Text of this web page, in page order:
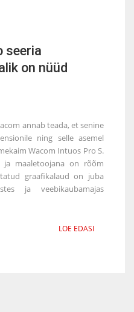
seeria
on nüüd
annab teada, et senine
ning selle asemel
Wacom Intuos Pro S.
ja maaletoojana on rõõm
graafikalaud on juba
ja veebikaubamajas
LOE EDASI